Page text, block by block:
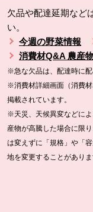
欠品や配達延期など
い。
今週の野菜情報
消費材Q&A 農産
※急な欠品は、配達時に配
※消費材詳細画面（消費
掲載されています。
※天災、天候異変などに
産物が高騰した場合に限
は変えずに「規格」や「
地を変更することがありま